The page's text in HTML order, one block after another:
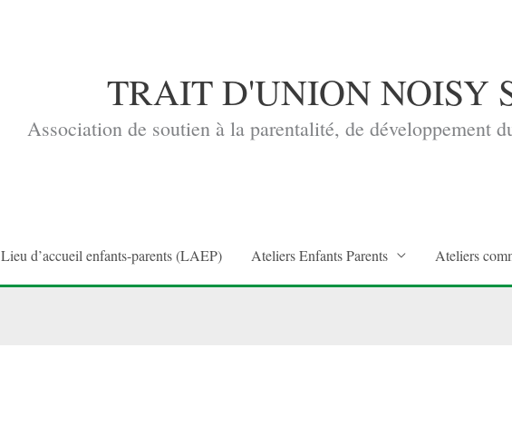
TRAIT D'UNION NOISY
Association de soutien à la parentalité, de développement
Lieu d’accueil enfants-parents (LAEP) Ateliers Enfants Parents Ateliers